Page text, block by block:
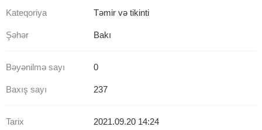
Kateqoriya Təmir və tikinti
Şəhər Bakı
Bəyənilmə sayı 0
Baxış sayı 237
Tarix 2021.09.20 14:24